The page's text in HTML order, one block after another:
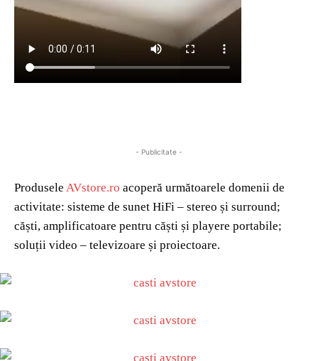
- Publicitate -
Produsele AVstore.ro acoperă următoarele domenii de
activitate: sisteme de sunet HiFi – stereo și surround;
căști, amplificatoare pentru căști și playere portabile;
soluții video – televizoare și proiectoare.